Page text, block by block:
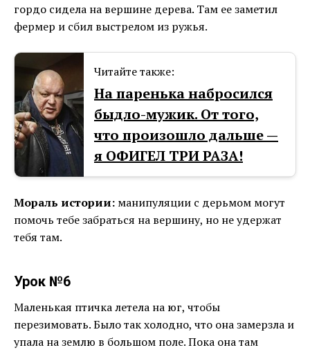
гордо сидела на вершине дерева. Там ее заметил
фермер и сбил выстрелом из ружья.
Читайте также:
На паренька набросился
быдло-мужик. От того,
что произошло дальше —
я ОФИГЕЛ ТРИ РАЗА!
Мораль истории: манипуляции с дерьмом могут
помочь тебе забраться на вершину, но не удержат
тебя там.
Урок №6
Маленькая птичка летела на юг, чтобы
перезимовать. Было так холодно, что она замерзла и
упала на землю в большом поле. Пока она там